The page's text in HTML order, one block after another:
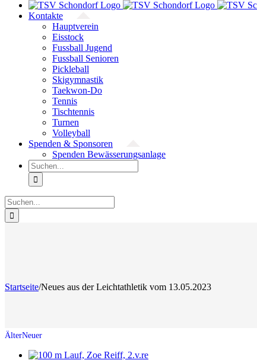
Kontakte
Hauptverein
Eisstock
Fussball Jugend
Fussball Senioren
Pickleball
Skigymnastik
Taekwon-Do
Tennis
Tischtennis
Turnen
Volleyball
Spenden & Sponsoren
Spenden Bewässerungsanlage
Suche
nach:
Suche
nach:
Startseite/Neues aus der Leichtathletik vom 13.05.2023
Zeige